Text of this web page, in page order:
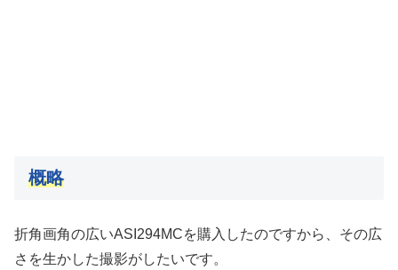
概略
折角画角の広いASI294MCを購入したのですから、その広
さを生かした撮影がしたいです。